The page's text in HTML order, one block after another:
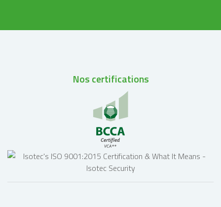
Nos certifications